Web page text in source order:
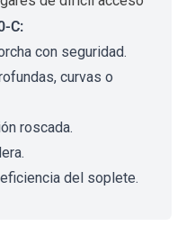
C:
con seguridad.
curvas o
roscada.
del soplete.